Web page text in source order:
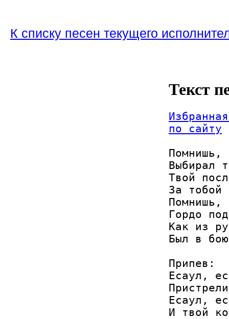
К списку песен текущего
Текст
по сайту
Выбирал
Твой
За тобой
Гордо
Как из
Был в
Припев:
Есаул,
Есаул,
И твой